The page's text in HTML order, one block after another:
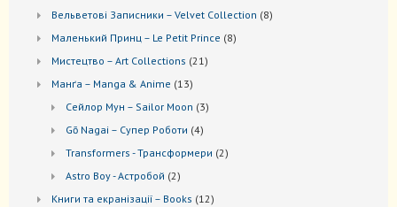
Вельветові Записники – Velvet Collection 88
Маленький Принц – Le Petit Prince 88
Мистецтво – Art Collections 2121
Манґа – Manga & Anime 1313
Сейлор Мун – Sailor Moon 33
Gō Nagai – Супер Роботи 44
Transformers - Трансформери 22
Astro Boy - Астробой 22
Книги та екранізації – Books 1212